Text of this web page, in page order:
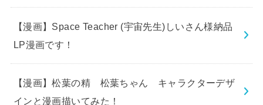
【漫画】Space Teacher (宇宙先生)しいさん様納品
LP漫画です！
【漫画】松葉の精 松葉ちゃん キャラクターデザ
インと漫画描いてみた！